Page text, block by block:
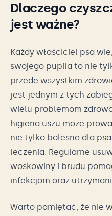
Dlaczego
jest ważne?
Każdy właściciel psa
swojego pupila to nie
przede wszystkim
jest jednym z tych
wielu problemom
higiena uszu może
nie tylko bolesne dla
leczenia. Regularne
woskowiny i brudu
infekcjom oraz
Warto pamiętać, że nie